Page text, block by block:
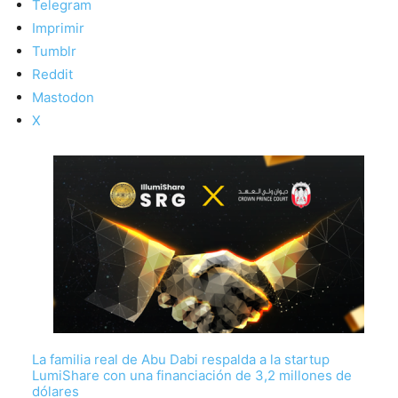
Telegram
Imprimir
Tumblr
Reddit
Mastodon
X
La familia real de Abu Dabi respalda a la startup
LumiShare con una financiación de 3,2 millones de
dólares